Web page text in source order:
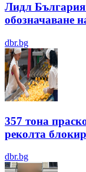
Лидл
обозначаване
dbr.bg
357 тона
реколта
dbr.bg